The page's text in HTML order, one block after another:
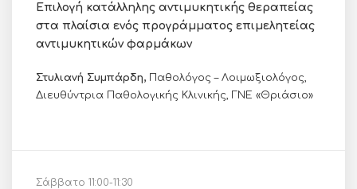
Επιλογή κατάλληλης αντιμυκητικής θεραπείας
στα πλαίσια ενός προγράμματος επιμελητείας
αντιμυκητικών φαρμάκων
Στυλιανή Συμπάρδη, Παθολόγος – Λοιμωξιολόγος,
Διευθύντρια Παθολογικής Κλινικής, ΓΝΕ «Θριάσιο»
Σάββατο 11:00-11:30